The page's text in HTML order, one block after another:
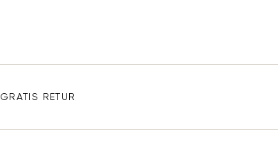
GRATIS RETUR